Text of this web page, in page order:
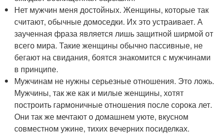
Нет мужчин меня достойных. Женщины, которые так
считают, обычные домоседки. Их это устраивает. А
заученная фраза является лишь защитной ширмой от
всего мира. Такие женщины обычно пассивные, не
бегают на свидания, боятся знакомится с мужчинами
в принципе.
Мужчинам не нужны серьезные отношения. Это ложь.
Мужчины, так же как и милые женщины, хотят
построить гармоничные отношения после сорока лет.
Они так же мечтают о домашнем уюте, вкусном
совместном ужине, тихих вечерних посиделках.